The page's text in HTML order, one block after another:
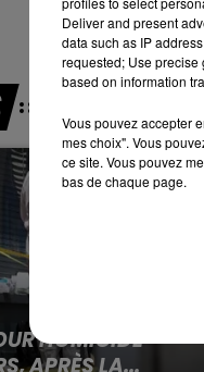
HOMICIDE
Deliver and present
data such as IP
requested; Use precise
based on information
Vous pouvez accepter
mes choix". Vous
ce site. Vous pouvez
bas de chaque page.